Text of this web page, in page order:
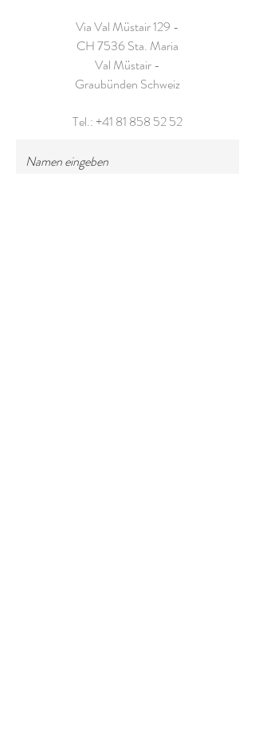
Via Val Müstair 129 -
CH 7536 Sta. Maria
Val Müstair -
Graubünden Schweiz
Tel.:+41 81 858 52 52
Namen eingeben